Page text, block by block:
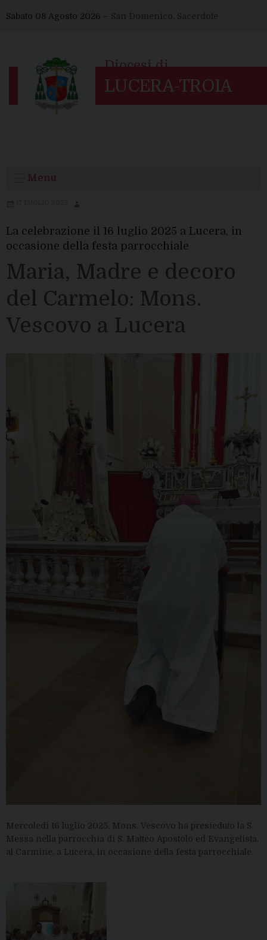
toSabato 08 Agosto 2026 – San Domenico, Sacerdote
Menu
La celebrazione il 16 luglio 2025 a Lucera, in
occasione della festa parrocchiale
Maria, Madre e decoro
del Carmelo: Mons.
Vescovo a Lucera
Mercoledì 16 luglio 2025, Mons. Vescovo ha presieduto la S.
Messa nella parrocchia di S. Matteo Apostolo ed Evangelista,
al Carmine, a Lucera, in occasione della festa parrocchiale.